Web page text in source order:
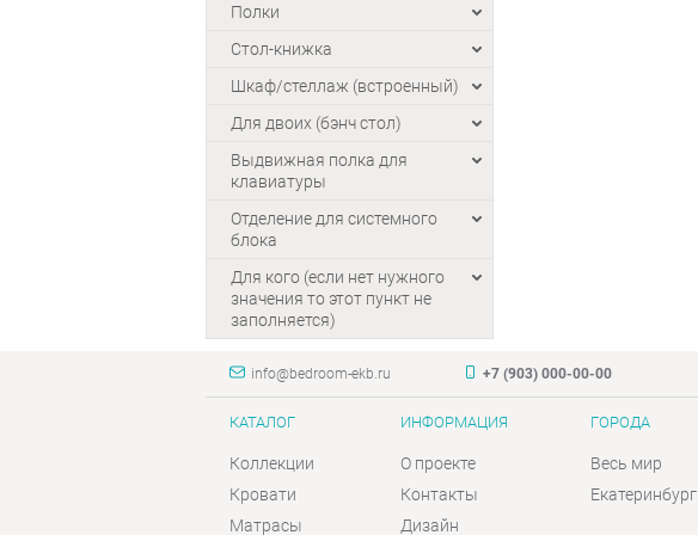
Полки
Стол-книжка
Шкаф/стеллаж (встроенный)
Для двоих (бэнч стол)
Выдвижная полка для
клавиатуры
Отделение для системного
блока
Для кого (если нет нужного
значения то этот пункт не
заполняется)
info@bedroom-ekb.ru +7 (903) 000-00-00
КАТАЛОГ
Коллекции
Кровати
Матрасы
ИНФОРМАЦИЯ
О проекте
Контакты
Дизайн
ГОРОДА
Весь мир
Екатеринбург